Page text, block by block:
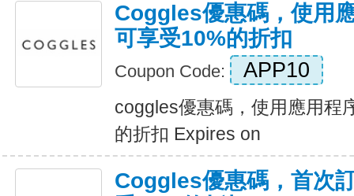
Coggles優惠碼，使用
可享受10%的折扣
Coupon Code: APP10
coggles優惠碼，使用應用程
的折扣 Expires on
Coggles優惠碼，首次